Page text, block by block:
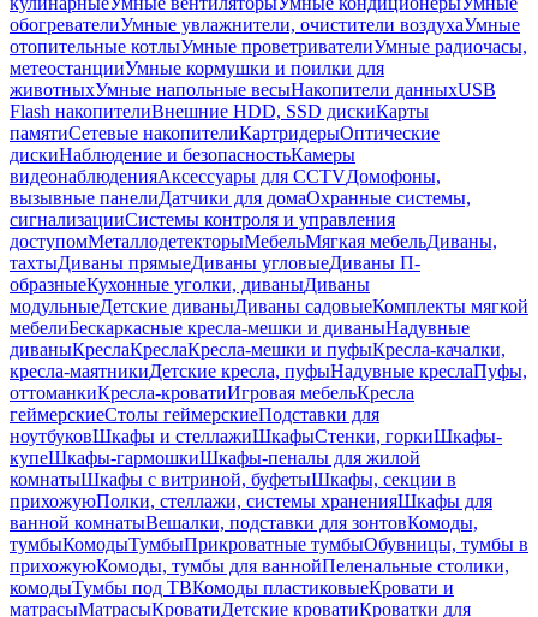
обогревателиУмные увлажнители, очистители воздухаУмные
отопительные котлыУмные проветривателиУмные радиочасы,
метеостанцииУмные кормушки и поилки для
животныхУмные напольные весыНакопители данныхUSB
Flash накопителиВнешние HDD, SSD дискиКарты
памятиСетевые накопителиКартридерыОптические
дискиНаблюдение и безопасностьКамеры
видеонаблюденияАксессуары для CCTVДомофоны,
вызывные панелиДатчики для домаОхранные системы,
сигнализацииСистемы контроля и управления
доступомМеталлодетекторыМебельМягкая мебельДиваны,
тахтыДиваны прямыеДиваны угловыеДиваны П-
образныеКухонные уголки, диваныДиваны
модульныеДетские диваныДиваны садовыеКомплекты мягкой
мебелиБескаркасные кресла-мешки и диваныНадувные
диваныКреслаКреслаКресла-мешки и пуфыКресла-качалки,
кресла-маятникиДетские кресла, пуфыНадувные креслаПуфы,
оттоманкиКресла-кроватиИгровая мебельКресла
геймерскиеСтолы геймерскиеПодставки для
ноутбуковШкафы и стеллажиШкафыСтенки, горкиШкафы-
купеШкафы-гармошкиШкафы-пеналы для жилой
комнатыШкафы с витриной, буфетыШкафы, секции в
прихожуюПолки, стеллажи, системы храненияШкафы для
ванной комнатыВешалки, подставки для зонтовКомоды,
тумбыКомодыТумбыПрикроватные тумбыОбувницы, тумбы в
прихожуюКомоды, тумбы для ваннойПеленальные столики,
комодыТумбы под ТВКомоды пластиковыеКровати и
матрасыМатрасыКроватиДетские кроватиКроватки для